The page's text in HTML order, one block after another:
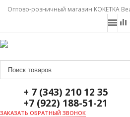
Оптово-розничный магазин KOKETKA
+ 7 (343) 210 12 35
+7 (922) 188-51-21
ЗАКАЗАТЬ ОБРАТНЫЙ ЗВОНОК